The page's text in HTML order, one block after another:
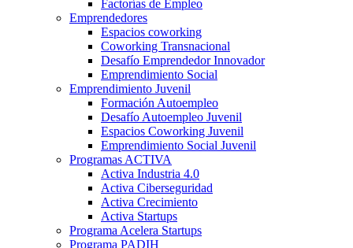
Factorías de Empleo
Emprendedores
Espacios coworking
Coworking Transnacional
Desafío Emprendedor Innovador
Emprendimiento Social
Emprendimiento Juvenil
Formación Autoempleo
Desafío Autoempleo Juvenil
Espacios Coworking Juvenil
Emprendimiento Social Juvenil
Programas ACTIVA
Activa Industria 4.0
Activa Ciberseguridad
Activa Crecimiento
Activa Startups
Programa Acelera Startups
Programa PADIH